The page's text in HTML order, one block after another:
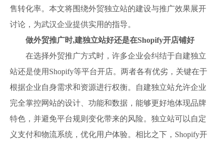
售转化率。本文将围绕外贸独立站的建设与推广效果展开
讨论，为武汉企业提供实用的指导。
做外贸推广时,建独立站好还是在Shopify开店铺好
在选择外贸推广方式时，许多企业会纠结于自建独立
站还是使用Shopify等平台开店。两者各有优劣，关键在于
根据企业自身需求和资源进行权衡。自建独立站允许企业
完全掌控网站的设计、功能和数据，能够更好地体现品牌
特色，并避免平台规则变化带来的风险。独立站可以自定
义支付和物流系统，优化用户体验。相比之下，Shopify开